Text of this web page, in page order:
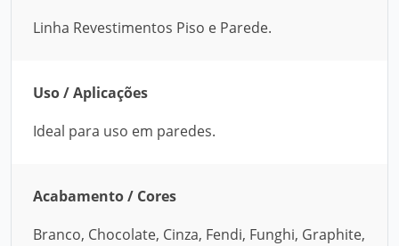
Linha Revestimentos Piso e Parede.
Uso / Aplicações
Ideal para uso em paredes.
Acabamento / Cores
Branco, Chocolate, Cinza, Fendi, Funghi, Graphite,